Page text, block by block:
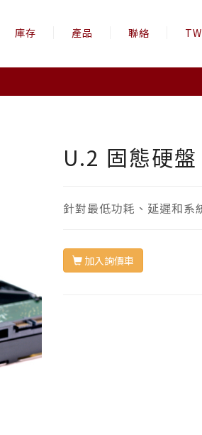
庫存 產品 聯絡 TW
U.2 固態硬盤
針對最低功耗、延遲和系
加入詢價車